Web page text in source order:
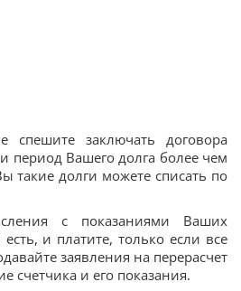
заключать договора
период Вашего долга более чем
такие долги можете списать по
с показаниями Ваших
и платите, только если все
заявления на перерасчет
счетчика и его показания.